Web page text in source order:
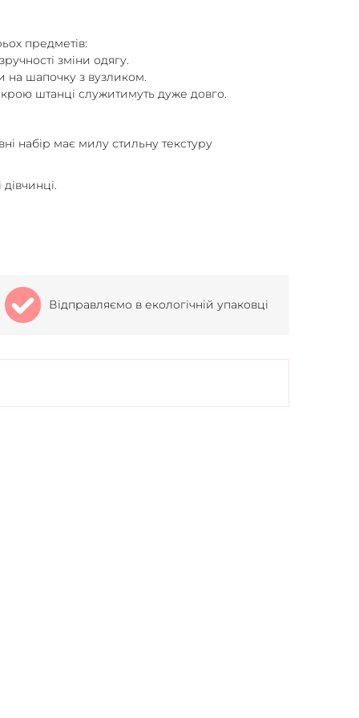
предметів:
зміни одягу.
на шапочку з вузликом.
штанці служитимуть дуже довго.
набір має милу стильну текстуру
Відправляємо в екологічній упаковці